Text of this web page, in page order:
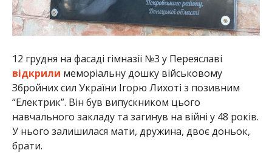
12 грудня на фасаді гімназії №3 у Переяславі
відкрили меморіальну дошку військовому
Збройних сил України Ігорю Лихоті з позивним
“Електрик”. Він був випускником цього
навчального закладу та загинув на війні у 48 років.
У нього залишилася мати, дружина, двоє доньок,
брати.